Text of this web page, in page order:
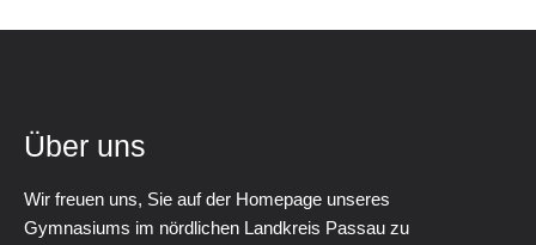
Über uns
Wir freuen uns, Sie auf der Homepage unseres
Gymnasiums im nördlichen Landkreis Passau zu